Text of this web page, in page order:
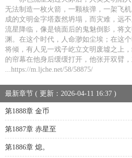
无法制造一枚火箭，一颗核弹，一架飞
成的文明金字塔轰然坍塌，而灾难，远
流星降临，像是镜面后的鬼魅倒影，将
渊。在这个时代，人命渺如尘埃；在这
将倾，有人见一戏子屹立文明废墟之上
的帘幕在他身后缓缓打开，他张开双臂
...https://m.ljche.net/58/58875/
最新章节 ( 更新：2026-04-11 16:37 )
第1888章 金币
第1887章 赤星至
第1886章 熄。